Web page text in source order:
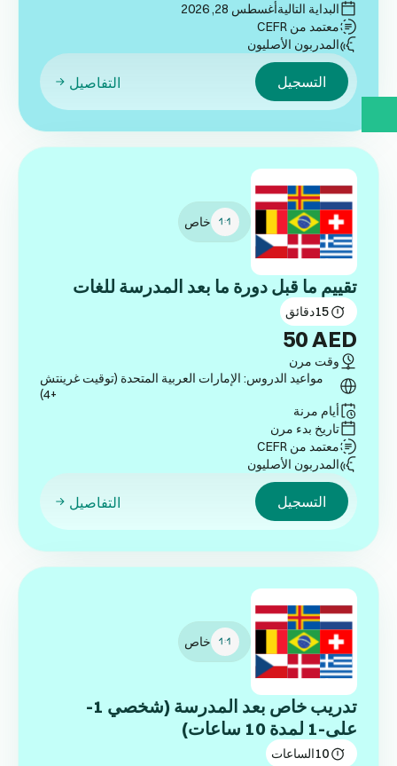
البداية التاليةأغسطس 28, 2026
معتمد من CEFR
المدربون الأصليون
التسجيل التفاصيل
خاص
تقييم ما قبل دورة ما بعد المدرسة للغات
15دقائق
50AED
وقت مرن
مواعيد الدروس: الإمارات العربية المتحدة (توقيت غرينتش
+4)
أيام مرنة
تاريخ بدء مرن
معتمد من CEFR
المدربون الأصليون
التسجيل التفاصيل
خاص
تدريب خاص بعد المدرسة (شخصي 1-
على-1 لمدة 10 ساعات)
10الساعات